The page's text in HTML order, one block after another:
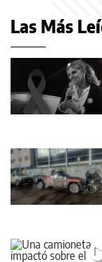
Las Más